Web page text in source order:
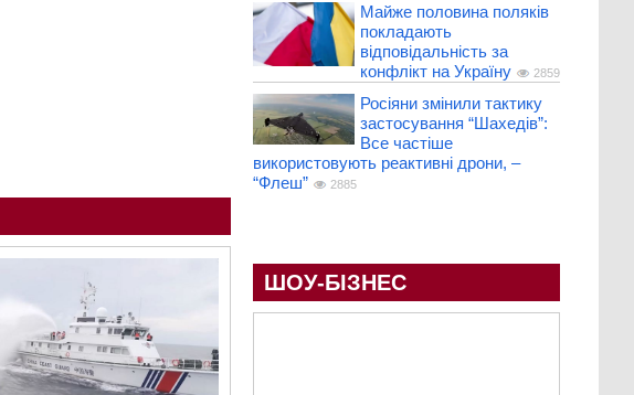
Майже половина поляків
покладають
відповідальність за
конфлікт на Україну
2859
Росіяни змінили тактику
застосування “Шахедів”:
Все частіше
використовують реактивні дрони, –
“Флеш”
2885
ШОУ-БІЗНЕС